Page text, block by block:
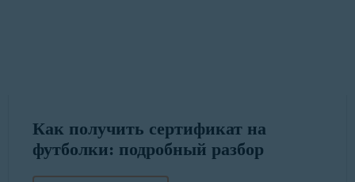
Как получить сертификат на
футболки: подробный разбор